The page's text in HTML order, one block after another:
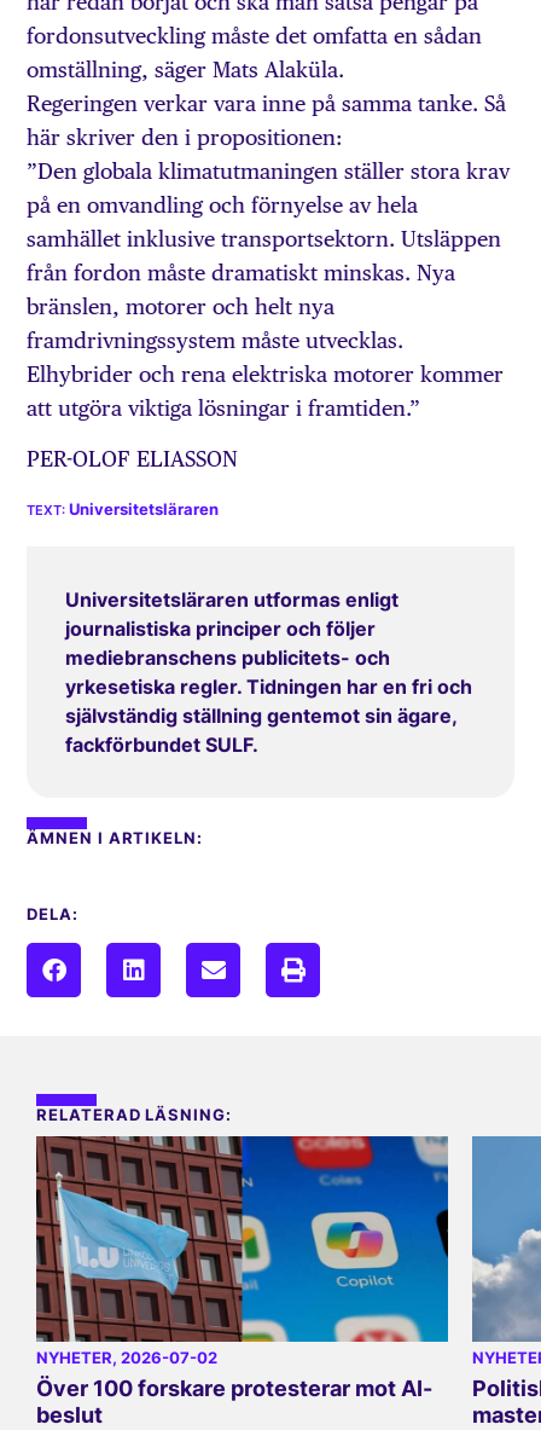
fordonsutveckling måste det omfatta en sådan
omställning, säger Mats Alaküla.
Regeringen verkar vara inne på samma tanke. Så
här skriver den i propositionen:
”Den globala klimatutmaningen ställer stora krav
på en omvandling och förnyelse av hela
samhället inklusive transportsektorn. Utsläppen
från fordon måste dramatiskt minskas. Nya
bränslen, motorer och helt nya
framdrivningssystem måste utvecklas.
Elhybrider och rena elektriska motorer kommer
att utgöra viktiga lösningar i framtiden.”
PER-OLOF ELIASSON
Universitetsläraren
Universitetsläraren utformas enligt
journalistiska principer och följer
mediebranschens publicitets- och
yrkesetiska regler. Tidningen har en fri och
självständig ställning gentemot sin ägare,
fackförbundet SULF.
ÄMNEN I ARTIKELN:
DELA:
RELATERAD LÄSNING:
NYHETER, 2026-07-02
Över 100 forskare protesterar mot AI-
beslut